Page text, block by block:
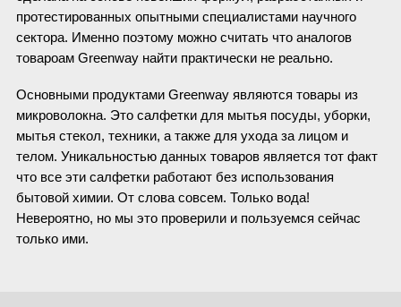
протестированных опытными специалистами научного
сектора. Именно поэтому можно считать что аналогов
товароам Greenway найти практически не реально.
Основными продуктами Greenway являются товары из
микроволокна. Это салфетки для мытья посуды, уборки,
мытья стекол, техники, а также для ухода за лицом и
телом. Уникальностью данных товаров является тот факт
что все эти салфетки работают без использования
бытовой химии. От слова совсем. Только вода!
Невероятно, но мы это проверили и пользуемся сейчас
только ими.